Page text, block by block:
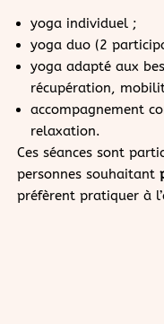
yoga individuel ;
yoga duo (2
yoga adapté aux
récupération,
accompagnement
relaxation.
Ces séances sont
personnes souhaitant
préfèrent pratiquer à